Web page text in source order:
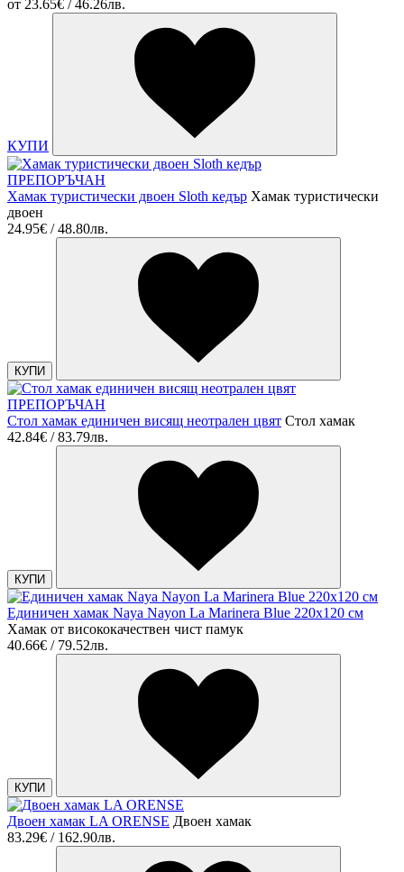
от 23.65€ / 46.26лв.
КУПИ
ПРЕПОРЪЧАН
Хамак туристически двоен Sloth кедър Хамак туристически
двоен
24.95€ / 48.80лв.
КУПИ
ПРЕПОРЪЧАН
Стол хамак единичен висящ неотрален цвят Стол хамак
42.84€ / 83.79лв.
КУПИ
Единичен хамак Naya Nayon La Marinera Blue 220х120 см
Хамак от висококачествен чист памук
40.66€ / 79.52лв.
КУПИ
Двоен хамак LA ORENSE Двоен хамак
83.29€ / 162.90лв.